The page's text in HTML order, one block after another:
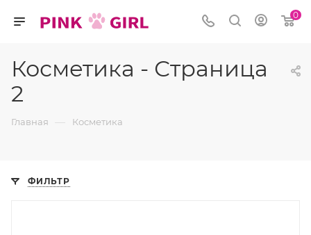
0
Косметика - Страница
2
Главная — Косметика
ФИЛЬТР